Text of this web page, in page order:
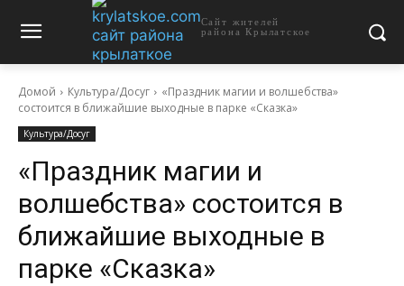
Сайт жителей
района Крылатское
Домой Культура/Досуг
«Праздник магии и волшебства»
состоится в ближайшие выходные в парке «Сказка»
Культура/Досуг
«Праздник магии и
волшебства» состоится в
ближайшие выходные в
парке «Сказка»